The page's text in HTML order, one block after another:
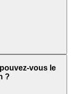
vous le
?